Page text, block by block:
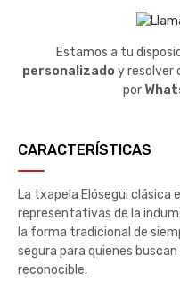
Estamos a tu
personalizadoy resolver
por
CARACTERÍSTICAS
La txapela Elósegui clásica
representativas de la
la forma tradicional de
segura para quienes
reconocible.